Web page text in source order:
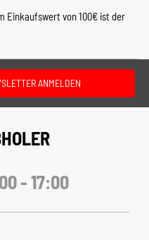
Einkaufswert von 100€ ist der
ANMELDEN
- 17:00